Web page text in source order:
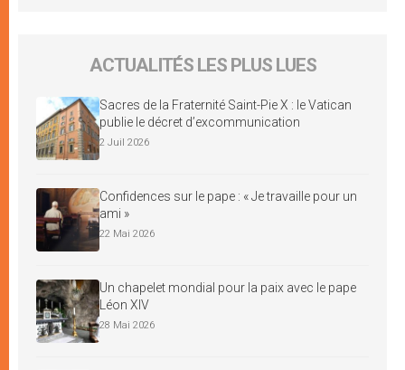
ACTUALITÉS LES PLUS LUES
Sacres de la Fraternité Saint-Pie X : le Vatican
publie le décret d’excommunication
2 Juil 2026
Confidences sur le pape : « Je travaille pour un
ami »
22 Mai 2026
Un chapelet mondial pour la paix avec le pape
Léon XIV
28 Mai 2026